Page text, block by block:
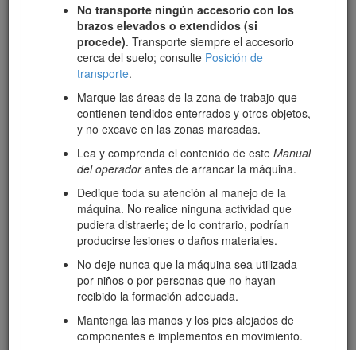
No transporte ningún accesorio con los
brazos elevados o extendidos (si
procede). Transporte siempre el accesorio
cerca del suelo; consulte Posición de
transporte.
Marque las áreas de la zona de trabajo que
contienen tendidos enterrados y otros objetos,
y no excave en las zonas marcadas.
Lea y comprenda el contenido de este Manual
del operadorantes de arrancar la máquina.
Dedique toda su atención al manejo de la
máquina. No realice ninguna actividad que
pudiera distraerle; de lo contrario, podrían
producirse lesiones o daños materiales.
No deje nunca que la máquina sea utilizada
por niños o por personas que no hayan
recibido la formación adecuada.
Mantenga las manos y los pies alejados de
componentes e implementos en movimiento.
Visite www.Toro.com para buscar materiales de formación y
seguridad o información sobre accesorios, para localizar un
distribuidor o para registrar su producto.
Cuando necesite asistencia técnica, piezas genuinas Toro o
información adicional, póngase en contacto con un Servicio
Técnico Autorizado o con Asistencia al Cliente Toro, y tenga
a mano los números de modelo y serie de su producto.
identifica la ubicación de los números de modelo y
serie en el producto. Escriba los números en el espacio
Important: Con su dispositivo móvil, puede escanear el
código QR de la calcomanía del número de serie (si se
incluye) para acceder a información sobre la garantía,
las piezas y otros datos sobre el producto.